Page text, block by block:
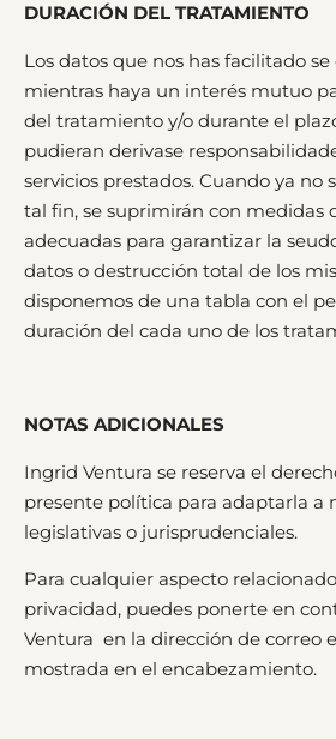
DURACIÓN DEL TRATAMIENTO
Los datos que nos has facilitado se
mientras haya un interés mutuo
del tratamiento y/o durante el
pudieran derivase
servicios prestados. Cuando ya no
tal fin, se suprimirán con medidas
adecuadas para garantizar la
datos o destrucción total de los
disponemos de una tabla con el
duración del cada uno de los
NOTAS ADICIONALES
Ingrid Ventura se reserva el
presente política para adaptarla a
legislativas o jurisprudenciales.
Para cualquier aspecto
privacidad, puedes ponerte en
Ventura en la dirección de correo
mostrada en el encabezamiento.